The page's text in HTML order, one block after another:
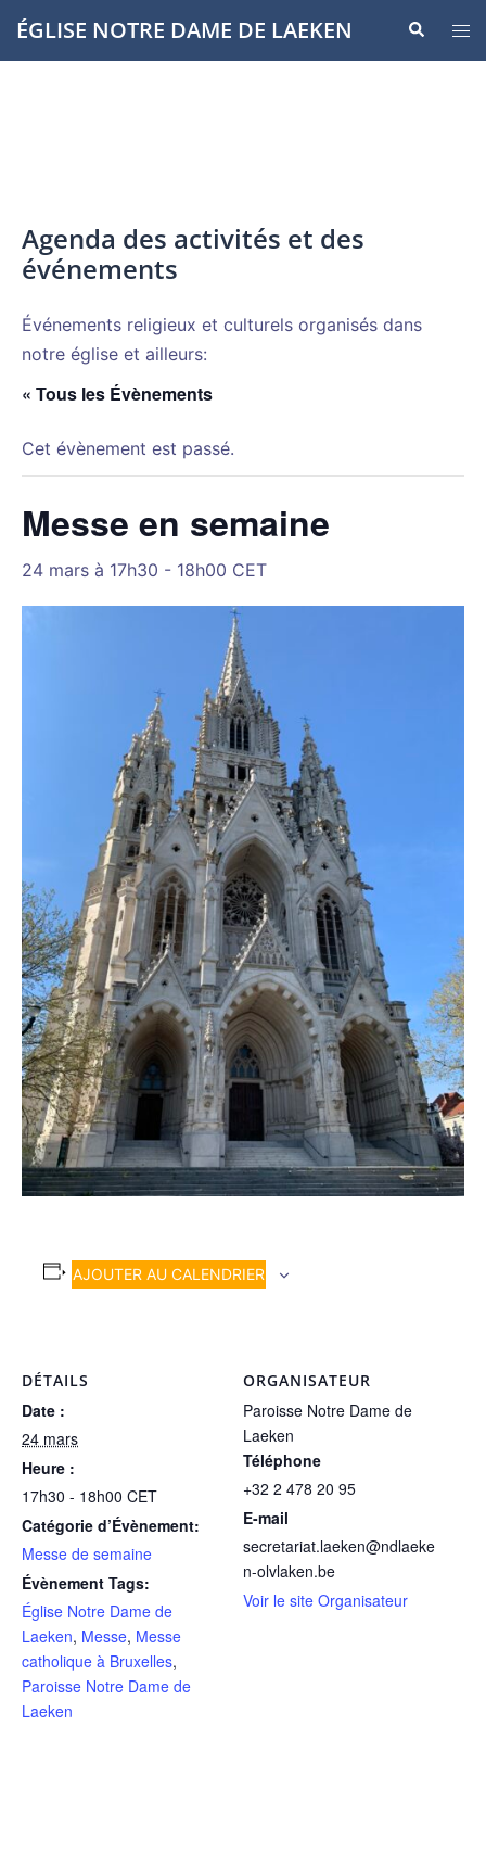
Aller
auÉGLISE NOTRE DAME DE LAEKEN
le
Agenda des activités et des
événements
Événements religieux et culturels organisés dans
notre église et ailleurs:
« Tous les Évènements
Cet évènement est passé.
Messe en semaine
24 mars à 17h30 - 18h00 CET
AJOUTER AU CALENDRIER
DÉTAILS
Date :
24 mars
Heure :
17h30 - 18h00 CET
Catégorie d’Évènement:
Messe de semaine
Évènement Tags:
Église Notre Dame de
Laeken, Messe, Messe
catholique à Bruxelles,
Paroisse Notre Dame de
Laeken
ORGANISATEUR
Paroisse Notre Dame de
Laeken
Téléphone
+32 2 478 20 95
E-mail
secretariat.laeken@ndlaeke
n-olvlaken.be
Voir le site Organisateur